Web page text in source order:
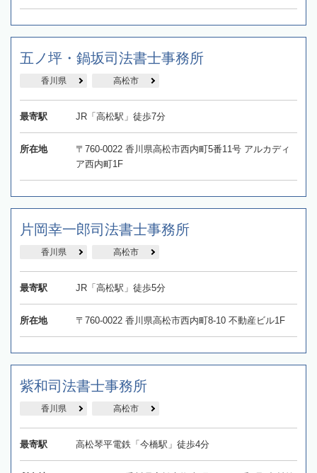
五ノ坪・鍋坂司法書士事務所
香川県 高松市
最寄駅 JR「高松駅」徒歩7分
所在地
〒760-0022 香川県高松市西内町5番11号 アルカディ
ア西内町1F
片岡幸一郎司法書士事務所
香川県 高松市
最寄駅 JR「高松駅」徒歩5分
所在地 〒760-0022 香川県高松市西内町8-10 不動産ビル1F
紫和司法書士事務所
香川県 高松市
最寄駅 高松琴平電鉄「今橋駅」徒歩4分